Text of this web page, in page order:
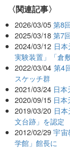
関連記事
2026/03/05 第8
2025/03/18 第7
2024/03/12 日
実験装置」「倉
2022/03/04 第4
スケッチ群
2021/03/24 日
2020/09/15 日
2019/03/20 日
文台跡」を認定
2012/02/29 宇宙
学館」館長に